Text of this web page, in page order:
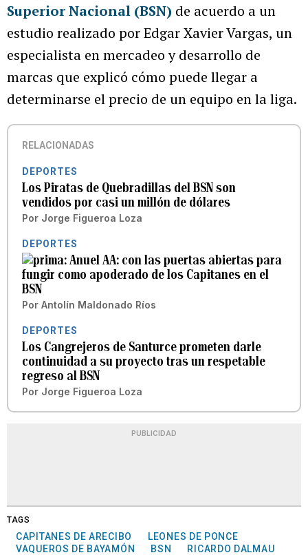
Superior Nacional (BSN) de acuerdo a un
estudio realizado por Edgar Xavier Vargas, un
especialista en mercadeo y desarrollo de
marcas que explicó cómo puede llegar a
determinarse el precio de un equipo en la liga.
RELACIONADAS
DEPORTES
Los Piratas de Quebradillas del BSN son
vendidos por casi un millón de dólares
Por Jorge Figueroa Loza
DEPORTES
Anuel AA: con las puertas abiertas para
fungir como apoderado de los Capitanes en el
BSN
Por Antolín Maldonado Ríos
DEPORTES
Los Cangrejeros de Santurce prometen darle
continuidad a su proyecto tras un respetable
regreso al BSN
Por Jorge Figueroa Loza
PUBLICIDAD
TAGS
CAPITANES DE ARECIBO
LEONES DE PONCE
VAQUEROS DE BAYAMÓN
BSN RICARDO DALMAU